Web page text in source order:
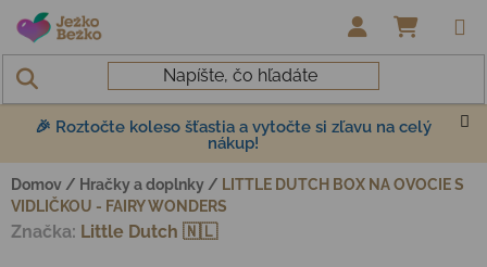
Prejsť na obsah
🎉 Roztočte koleso šťastia a vytočte si zľavu na celý
nákup!
Domov / Hračky a doplnky / LITTLE DUTCH BOX NA OVOCIE S
VIDLIČKOU - FAIRY WONDERS
Značka: Little Dutch 🇳🇱